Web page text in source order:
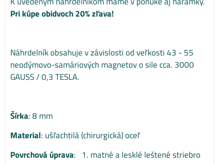
Pri kúpe obidvoch 20% zľava!
Náhrdelník obsahuje v závislosti od veľkosti 43 - 55
neodýmovo-samáriových magnetov o sile cca. 3000
GAUSS / 0,3 TESLA.
Šírka: 8 mm
Material: ušľachtilá (chirurgická) oceľ
Povrchová úprava: 1. matné a lesklé leštené striebro